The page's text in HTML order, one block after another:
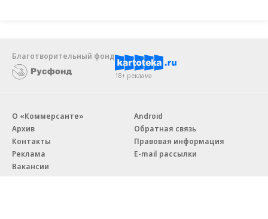
Благотворительный фонд
18+ реклама
О «Коммерсанте»
Архив
Контакты
Реклама
Вакансии
Android
Обратная связь
Правовая информация
E-mail рассылки